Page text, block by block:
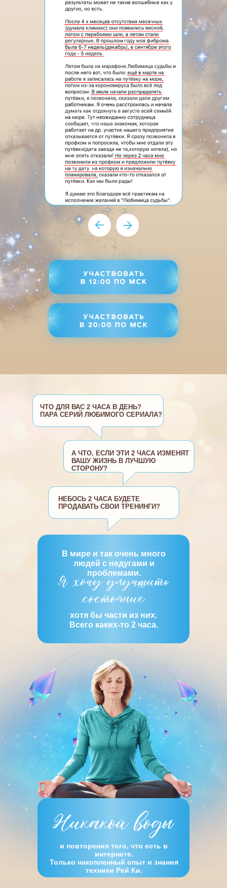
ЧТО ДЛЯ ВАС 2 ЧАСА В ДЕНЬ?
ПАРА СЕРИЙ ЛЮБИМОГО СЕРИАЛА?
А ЧТО, ЕСЛИ ЭТИ 2 ЧАСА ИЗМЕНЯТ
ВАШУ ЖИЗНЬ В ЛУЧШУЮ
СТОРОНУ?
НЕБОСЬ 2 ЧАСА БУДЕТЕ
ПРОДАВАТЬ СВОИ ТРЕНИНГИ?
В мире и так очень много
людей с недугами и
проблемами.
хотя бы части из них.
Всего каких-то 2 часа.
и повторения того, что есть в
интернете.
Только накопленный опыт и знания
техники Рей Ки.